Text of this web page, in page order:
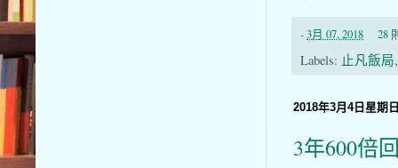
-3月 07, 2018 28
Labels: 止凡飯局
2018年3月4日星期
3年600倍